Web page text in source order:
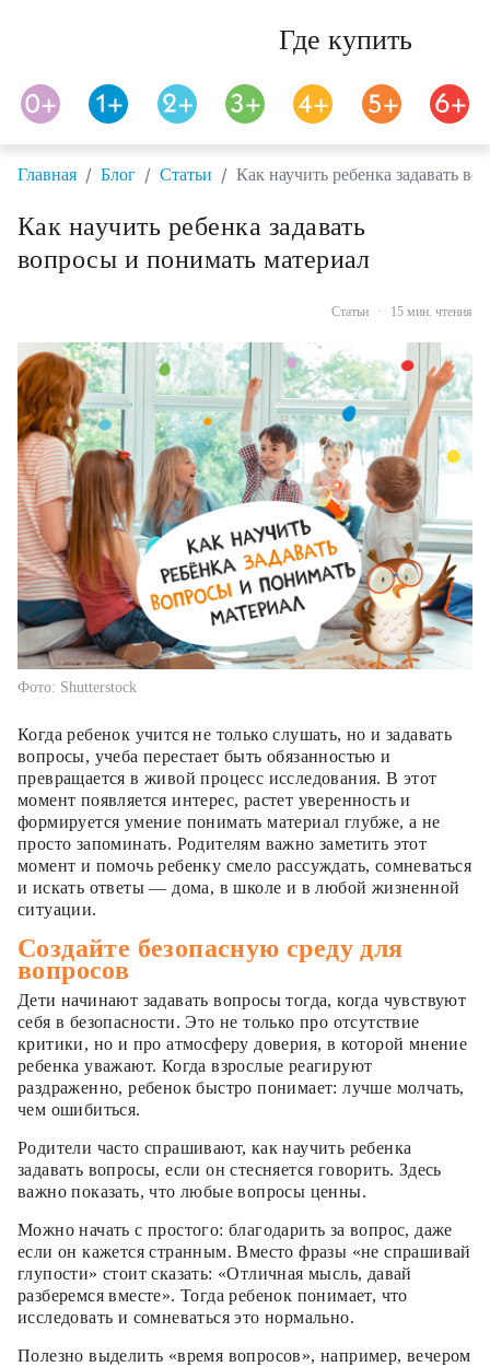
Где купить
Главная / Блог / Статьи / Как научить ребенка задавать
Как научить ребенка задавать
вопросы и понимать материал
Статьи · 15 мин. чтения
Фото: Shutterstock
Когда ребенок учится не только слушать, но и задавать
вопросы, учеба перестает быть обязанностью и
превращается в живой процесс исследования. В этот
момент появляется интерес, растет уверенность и
формируется умение понимать материал глубже, а не
просто запоминать. Родителям важно заметить этот
момент и помочь ребенку смело рассуждать, сомневаться
и искать ответы — дома, в школе и в любой жизненной
ситуации.
Создайте безопасную среду для
вопросов
Дети начинают задавать вопросы тогда, когда чувствуют
себя в безопасности. Это не только про отсутствие
критики, но и про атмосферу доверия, в которой мнение
ребенка уважают. Когда взрослые реагируют
раздраженно, ребенок быстро понимает: лучше молчать,
чем ошибиться.
Родители часто спрашивают, как научить ребенка
задавать вопросы, если он стесняется говорить. Здесь
важно показать, что любые вопросы ценны.
Можно начать с простого: благодарить за вопрос, даже
если он кажется странным. Вместо фразы «не спрашивай
глупости» стоит сказать: «Отличная мысль, давай
разберемся вместе». Тогда ребенок понимает, что
исследовать и сомневаться это нормально.
Полезно выделить «время вопросов», например, вечером